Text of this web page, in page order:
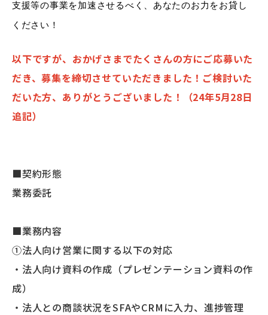
支援等の事業を加速させるべく、あなたのお力をお貸し
ください！
以下ですが、おかげさまでたくさんの方にご応募いた
だき、募集を締切させていただきました！ご検討いた
だいた方、ありがとうございました！（24年5月28日
追記）
■契約形態
業務委託
■業務内容
①法人向け営業に関する以下の対応
・法人向け資料の作成（プレゼンテーション資料の作
成）
・法人との商談状況をSFAやCRMに入力、進捗管理